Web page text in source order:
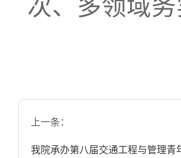
次、多领域
上一条：
我院承办第八届交通工程与管理青